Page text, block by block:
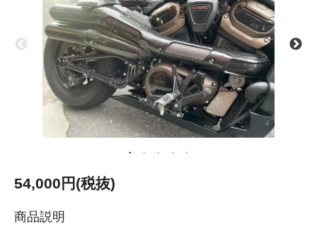
54,000円(税抜)
商品説明